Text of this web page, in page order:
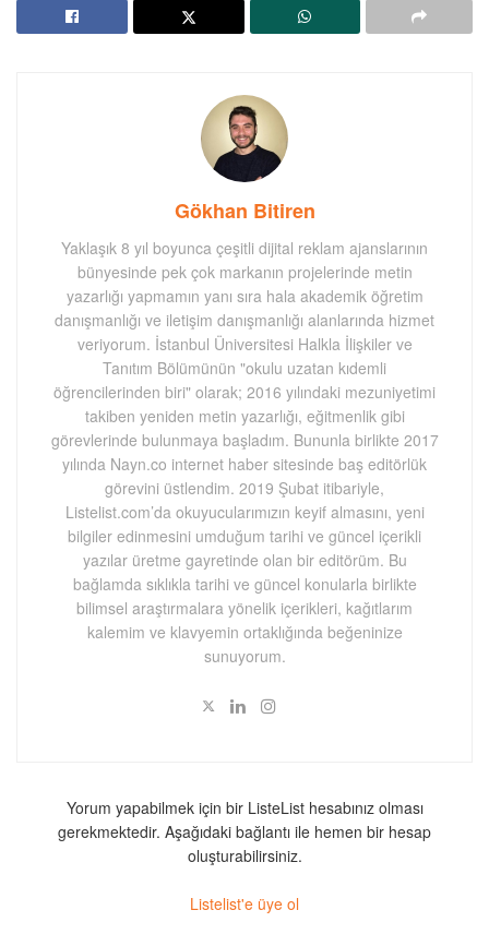
Gökhan Bitiren
Yaklaşık 8 yıl boyunca çeşitli dijital reklam ajanslarının
bünyesinde pek çok markanın projelerinde metin
yazarlığı yapmamın yanı sıra hala akademik öğretim
danışmanlığı ve iletişim danışmanlığı alanlarında hizmet
veriyorum. İstanbul Üniversitesi Halkla İlişkiler ve
Tanıtım Bölümünün "okulu uzatan kıdemli
öğrencilerinden biri" olarak; 2016 yılındaki mezuniyetimi
takiben yeniden metin yazarlığı, eğitmenlik gibi
görevlerinde bulunmaya başladım. Bununla birlikte 2017
yılında Nayn.co internet haber sitesinde baş editörlük
görevini üstlendim. 2019 Şubat itibariyle,
Listelist.com’da okuyucularımızın keyif almasını, yeni
bilgiler edinmesini umduğum tarihi ve güncel içerikli
yazılar üretme gayretinde olan bir editörüm. Bu
bağlamda sıklıkla tarihi ve güncel konularla birlikte
bilimsel araştırmalara yönelik içerikleri, kağıtlarım
kalemim ve klavyemin ortaklığında beğeninize
sunuyorum.
Yorum yapabilmek için bir ListeList hesabınız olması
gerekmektedir. Aşağıdaki bağlantı ile hemen bir hesap
oluşturabilirsiniz.
Listelist'e üye ol